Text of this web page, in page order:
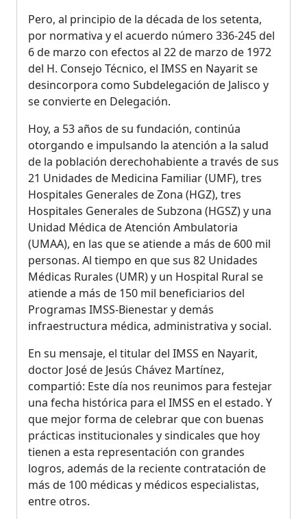
Pero, al principio de la década de los setenta,
por normativa y el acuerdo número 336-245 del
6 de marzo con efectos al 22 de marzo de 1972
del H. Consejo Técnico, el IMSS en Nayarit se
desincorpora como Subdelegación de Jalisco y
se convierte en Delegación.
Hoy, a 53 años de su fundación, continúa
otorgando e impulsando la atención a la salud
de la población derechohabiente a través de sus
21 Unidades de Medicina Familiar (UMF), tres
Hospitales Generales de Zona (HGZ), tres
Hospitales Generales de Subzona (HGSZ) y una
Unidad Médica de Atención Ambulatoria
(UMAA), en las que se atiende a más de 600 mil
personas. Al tiempo en que sus 82 Unidades
Médicas Rurales (UMR) y un Hospital Rural se
atiende a más de 150 mil beneficiarios del
Programas IMSS-Bienestar y demás
infraestructura médica, administrativa y social.
En su mensaje, el titular del IMSS en Nayarit,
doctor José de Jesús Chávez Martínez,
compartió: Este día nos reunimos para festejar
una fecha histórica para el IMSS en el estado. Y
que mejor forma de celebrar que con buenas
prácticas institucionales y sindicales que hoy
tienen a esta representación con grandes
logros, además de la reciente contratación de
más de 100 médicas y médicos especialistas,
entre otros.